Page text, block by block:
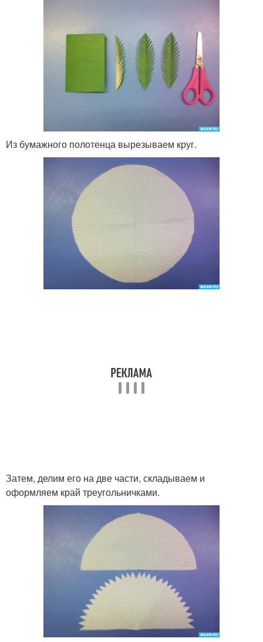
Из бумажного полотенца вырезываем круг.
Затем, делим его на две части, складываем и
оформляем край треугольничками.